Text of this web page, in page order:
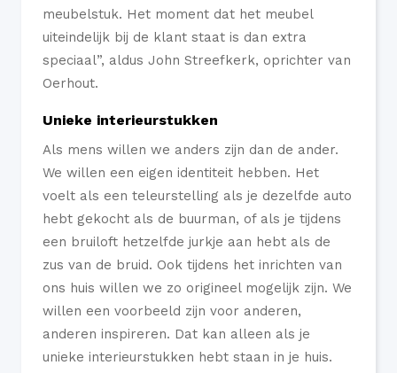
meubelstuk. Het moment dat het meubel
uiteindelijk bij de klant staat is dan extra
speciaal”, aldus John Streefkerk, oprichter van
Oerhout.
Unieke interieurstukken
Als mens willen we anders zijn dan de ander.
We willen een eigen identiteit hebben. Het
voelt als een teleurstelling als je dezelfde auto
hebt gekocht als de buurman, of als je tijdens
een bruiloft hetzelfde jurkje aan hebt als de
zus van de bruid. Ook tijdens het inrichten van
ons huis willen we zo origineel mogelijk zijn. We
willen een voorbeeld zijn voor anderen,
anderen inspireren. Dat kan alleen als je
unieke interieurstukken hebt staan in je huis.